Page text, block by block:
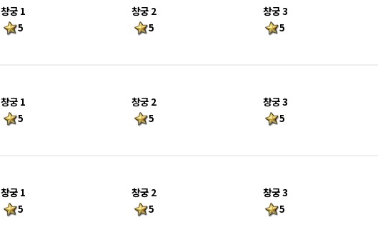
창궁 1
5
창궁 2
5
창궁 3
5
창궁 1
5
창궁 2
5
창궁 3
5
창궁 1
5
창궁 2
5
창궁 3
5